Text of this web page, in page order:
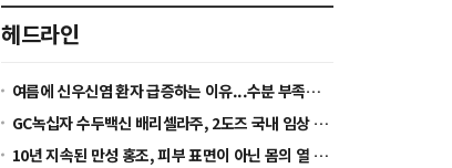
헤드라인
여름에 신우신염 환자 급증하는 이유...수분 부족이 세균 증식 환경 만든다
GC녹십자 수두백신 배리셀라주, 2도즈 국내 임상 착수...2028년 글로벌 허가 목표
10년 지속된 만성 홍조, 피부 표면이 아닌 몸의 열 균형을 봐야 [정수경 원장 칼럼]